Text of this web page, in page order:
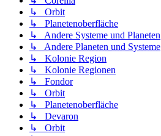
↳ Orbit
↳ Planetenoberfläche
↳ Andere Systeme und Planeten
↳ Andere Planeten und Systeme
↳ Kolonie Region
↳ Kolonie Regionen
↳ Fondor
↳ Orbit
↳ Planetenoberfläche
↳ Devaron
↳ Orbit